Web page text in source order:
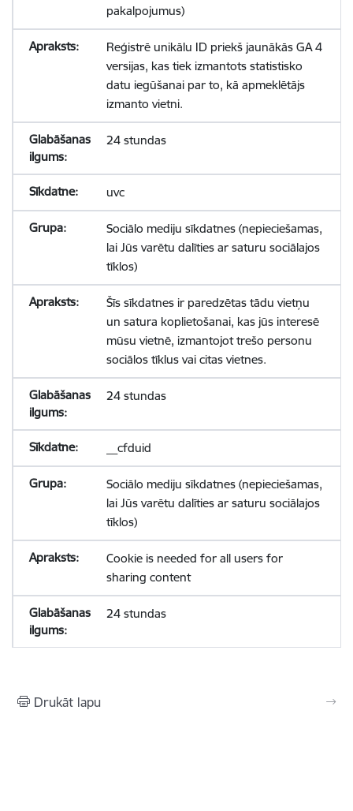
pakalpojumus)
Reģistrē unikālu ID priekš jaunākās GA 4
versijas, kas tiek izmantots statistisko
datu iegūšanai par to, kā apmeklētājs
izmanto vietni.
24 stundas
uvc
Sociālo mediju sīkdatnes (nepieciešamas,
lai Jūs varētu dalīties ar saturu sociālajos
tīklos)
Šīs sīkdatnes ir paredzētas tādu vietņu
un satura koplietošanai, kas jūs interesē
mūsu vietnē, izmantojot trešo personu
sociālos tīklus vai citas vietnes.
24 stundas
__cfduid
Sociālo mediju sīkdatnes (nepieciešamas,
lai Jūs varētu dalīties ar saturu sociālajos
tīklos)
Cookie is needed for all users for
sharing content
24 stundas
Drukāt lapu